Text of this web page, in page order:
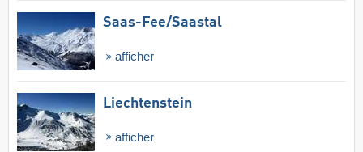
Saas-Fee/​Saastal
afficher
Liechtenstein
afficher